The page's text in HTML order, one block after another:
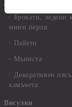
Брокати, ледени
мини перли
Пайети
Мъниста
Декоративен
камъчета
Висулки